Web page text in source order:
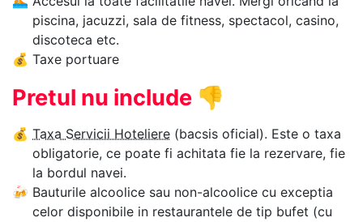
piscina, jacuzzi, sala de fitness, spectacol, casino,
discoteca etc.
💰 Taxe portuare
Pretul nu include 👎
💰 Taxa Servicii Hoteliere (bacsis oficial). Este o taxa
obligatorie, ce poate fi achitata fie la rezervare, fie
la bordul navei.
🍻 Bauturile alcoolice sau non-alcoolice cu exceptia
celor disponibile in restaurantele de tip bufet (cu